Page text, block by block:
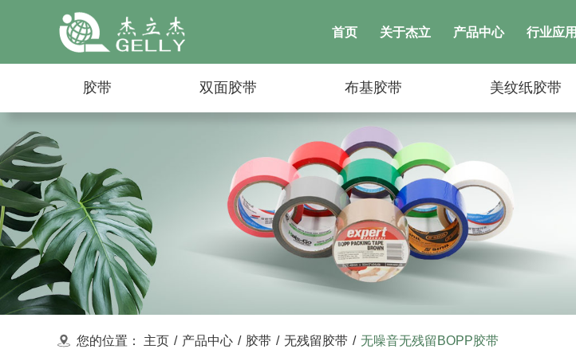
首页 关于杰立 产品中心 行业应用
胶带 双面胶带 布基胶带 美纹纸胶带
您的位置： 主页 / 产品中心 / 胶带 / 无残留胶带 / 无噪音无残留BOPP胶带